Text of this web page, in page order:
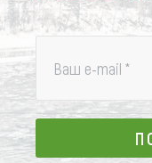
Ваш e-mail *